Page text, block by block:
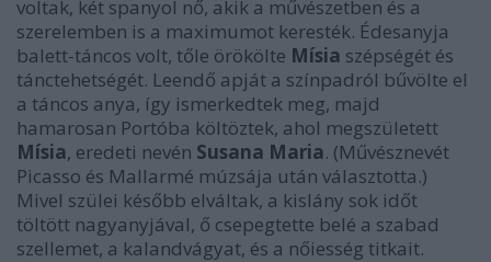
voltak, két spanyol nő, akik a művészetben és a
szerelemben is a maximumot keresték. Édesanyja
balett-táncos volt, tőle örökölte Mísia szépségét és
tánctehetségét. Leendő apját a színpadról bűvölte el
a táncos anya, így ismerkedtek meg, majd
hamarosan Portóba költöztek, ahol megszületett
Mísia, eredeti nevén Susana Maria. (Művésznevét
Picasso és Mallarmé múzsája után választotta.)
Mivel szülei később elváltak, a kislány sok időt
töltött nagyanyjával, ő csepegtette belé a szabad
szellemet, a kalandvágyat, és a nőiesség titkait.